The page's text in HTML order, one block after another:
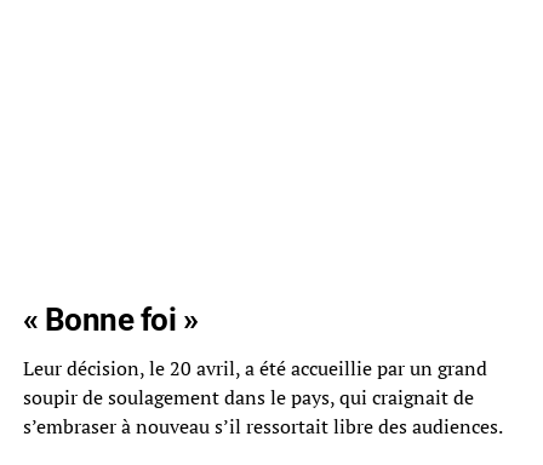
« Bonne foi »
Leur décision, le 20 avril, a été accueillie par un grand
soupir de soulagement dans le pays, qui craignait de
s’embraser à nouveau s’il ressortait libre des audiences.